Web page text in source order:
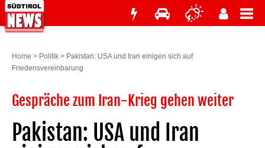
Home > Politik > Pakistan: USA und Iran einigen sich auf
Friedensvereinbarung
Gespräche zum Iran-Krieg gehen weiter
Pakistan: USA und Iran